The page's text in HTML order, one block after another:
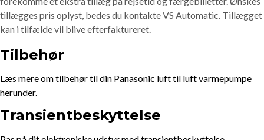
tillægges pris oplyst, bedes du kontakte VS Automatic. Tillægget
kan i tilfælde vil blive efterfaktureret.
Tilbehør
Læs mere om tilbehør til din Panasonic luft til luft varmepumpe
herunder.
Transientbeskyttelse